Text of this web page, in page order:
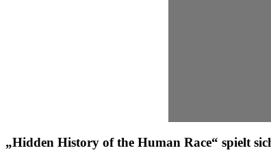
„Hidden History of the Human Race“ spielt